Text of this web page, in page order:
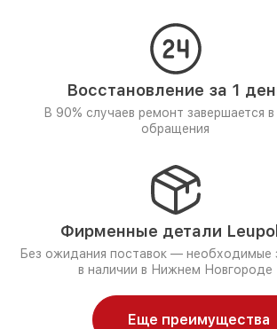
Восстановление за 1
В 90% случаев ремонт завершается
обращения
Фирменные детали
Без ожидания поставок — необходимые
в наличии в Нижнем Новгороде
Еще преимущества